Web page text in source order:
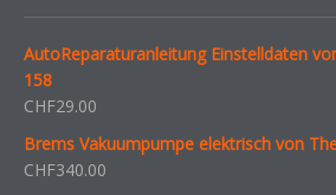
AutoReparaturanleitung Einstelldaten
158
CHF29.00
Brems Vakuumpumpe elektrisch von
CHF340.00